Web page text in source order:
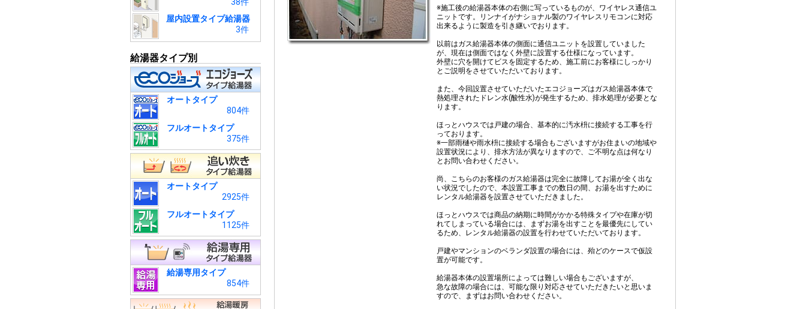
屋内設置タイプ給湯器
3件
給湯器タイプ別
オートタイプ
804件
フルオートタイプ
375件
オートタイプ
2925件
フルオートタイプ
1125件
給湯専用タイプ
854件
※施工後の給湯器本体の右側に写っているものが、ワイヤレス通信ユ
ニットです。リンナイがナショナル製のワイヤレスリモコンに対応
出来るように製造を引き継いでおります。
以前はガス給湯器本体の側面に通信ユニットを設置していました
が、現在は側面ではなく外壁に設置する仕様になっています。
外壁に穴を開けてビスを固定するため、施工前にお客様にしっかり
とご説明をさせていただいております。
また、今回設置させていただいたエコジョーズはガス給湯器本体で
熱処理されたドレン水(酸性水)が発生するため、排水処理が必要とな
ります。
ほっとハウスでは戸建の場合、基本的に汚水枡に接続する工事を行
っております。
※一部雨樋や雨水枡に接続する場合もございますがお住まいの地域や
設置状況により、排水方法が異なりますので、ご不明な点は何なり
とお問い合わせください。
尚、こちらのお客様のガス給湯器は完全に故障してお湯が全く出な
い状況でしたので、本設置工事までの数日の間、お湯を出すために
レンタル給湯器を設置させていただきました。
ほっとハウスでは商品の納期に時間がかかる特殊タイプや在庫が切
れてしまっている場合には、まずお湯を出すことを最優先にしてい
るため、レンタル給湯器の設置を行わせていただいております。
戸建やマンションのベランダ設置の場合には、殆どのケースで仮設
置が可能です。
給湯器本体の設置場所によっては難しい場合もございますが、
急な故障の場合には、可能な限り対応させていただきたいと思いま
すので、まずはお問い合わせください。